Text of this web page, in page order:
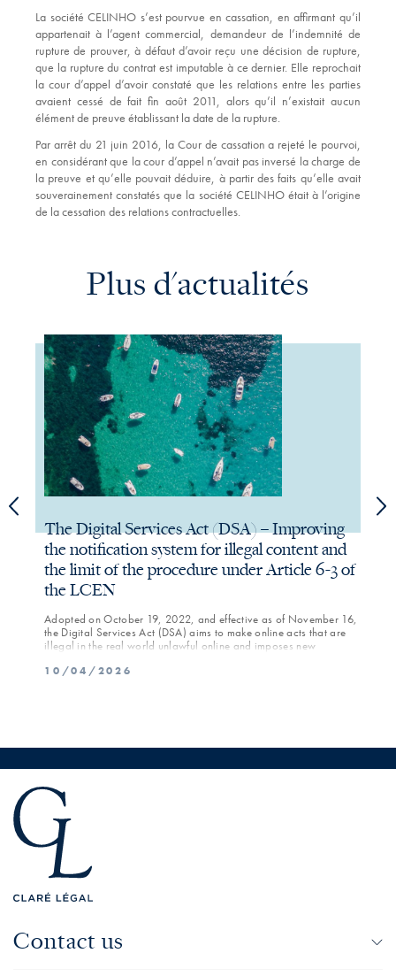
La société CELINHO s’est pourvue en cassation, en affirmant qu’il
appartenait à l’agent commercial, demandeur de l’indemnité de
rupture de prouver, à défaut d’avoir reçu une décision de rupture,
que la rupture du contrat est imputable à ce dernier. Elle reprochait
la cour d’appel d’avoir constaté que les relations entre les parties
avaient cessé de fait fin août 2011, alors qu’il n’existait aucun
élément de preuve établissant la date de la rupture.
Par arrêt du 21 juin 2016, la Cour de cassation a rejeté le pourvoi,
en considérant que la cour d’appel n’avait pas inversé la charge de
la preuve et qu’elle pouvait déduire, à partir des faits qu’elle avait
souverainement constatés que la société CELINHO était à l’origine
de la cessation des relations contractuelles.
Plus d'actualités
The Digital Services Act (DSA) – Improving
the notification system for illegal content and
the limit of the procedure under Article 6-3 of
the LCEN
Adopted on October 19, 2022, and effective as of November 16,
the Digital Services Act (DSA) aims to make online acts that are
illegal in the real world unlawful online and imposes new
platforms—regarding the prevention of illegal content.
10/04/2026
Contact us